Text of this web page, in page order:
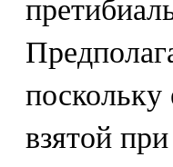
поскольку
взятой